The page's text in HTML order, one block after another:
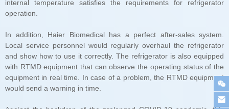
operation.
would send a warning in time.